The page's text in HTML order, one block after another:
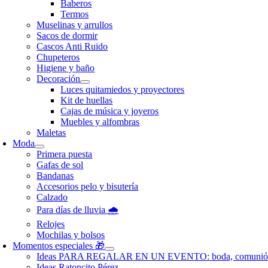
Baberos
Termos
Muselinas y arrullos
Sacos de dormir
Cascos Anti Ruido
Chupeteros
Higiene y baño
Decoración
Luces quitamiedos y proyectores
Kit de huellas
Cajas de música y joyeros
Muebles y alfombras
Maletas
Moda
Primera puesta
Gafas de sol
Bandanas
Accesorios pelo y bisutería
Calzado
Para días de lluvia 🌧️
Relojes
Mochilas y bolsos
Momentos especiales 🎁
Ideas PARA REGALAR EN UN EVENTO: boda,